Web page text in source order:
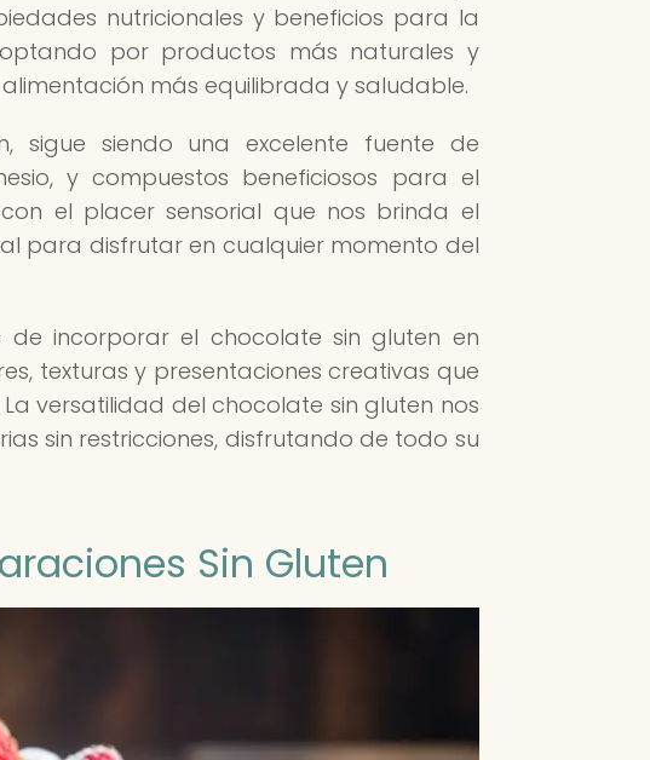
nutricionales y beneficios para la
por productos más naturales y
más equilibrada y saludable.
sigue siendo una excelente fuente de
y compuestos beneficiosos para el
el placer sensorial que nos brinda el
para disfrutar en cualquier momento del
de incorporar el chocolate sin gluten en
texturas y presentaciones creativas que
versatilidad del chocolate sin gluten nos
sin restricciones, disfrutando de todo su
Sin Gluten